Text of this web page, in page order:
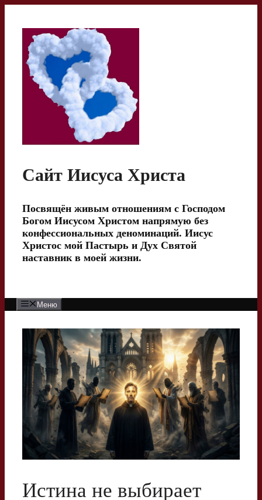
содержимому
Сайт Иисуса Христа
Посвящён живым отношениям с Господом
Богом Иисусом Христом напрямую без
конфессиональных деноминаций. Иисус
Христос мой Пастырь и Дух Святой
наставник в моей жизни.
Меню
Истина не выбирает